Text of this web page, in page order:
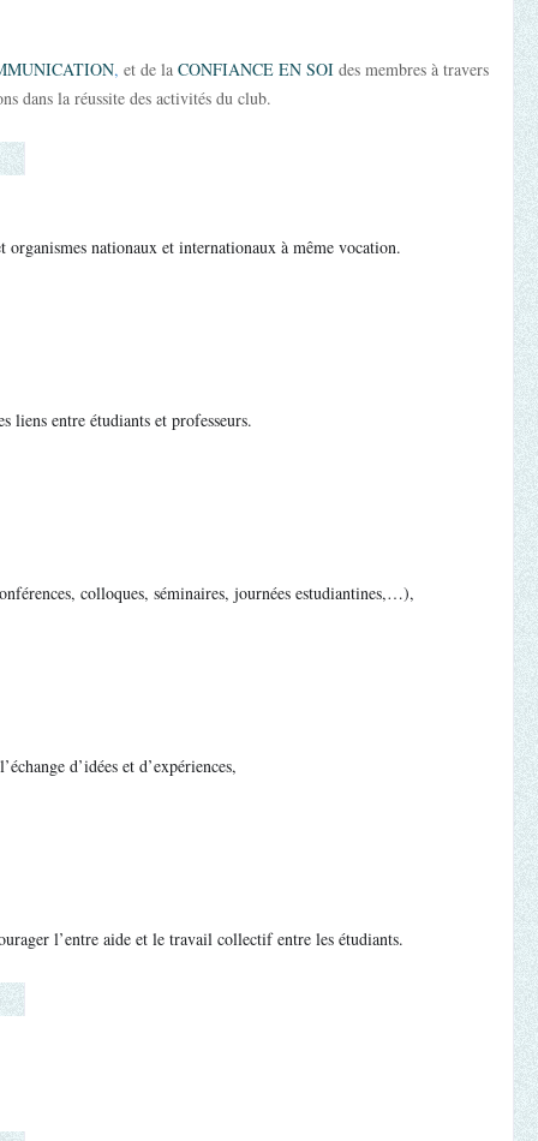
, et de la CONFIANCE EN SOI des membres à travers
dans la réussite des activités du club.
organismes nationaux et internationaux à même vocation.
liens entre étudiants et professeurs.
colloques, séminaires, journées estudiantines,…),
d’idées et d’expériences,
l’entre aide et le travail collectif entre les étudiants.